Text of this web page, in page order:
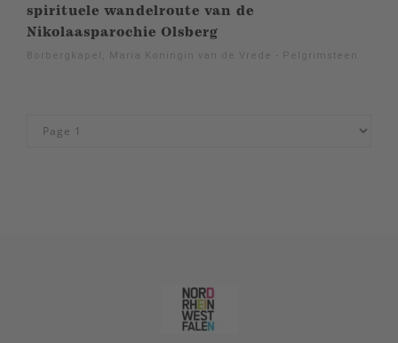
spirituele wandelroute van de
Nikolaasparochie Olsberg
Borbergkapel, Maria Koningin van de Vrede - Pelgrimsteen